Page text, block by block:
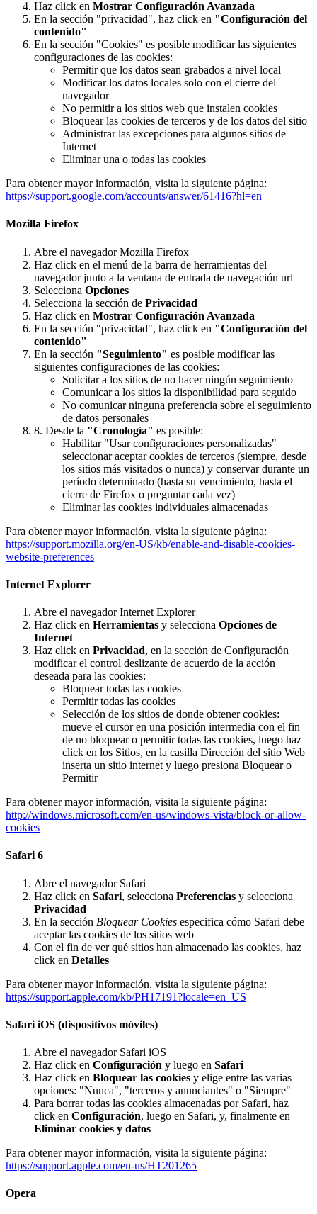
Haz click en Mostrar Configuración Avanzada
En la sección "privacidad", haz click en "Configuración del
contenido"
En la sección "Cookies" es posible modificar las siguientes
configuraciones de las cookies:
Permitir que los datos sean grabados a nivel local
Modificar los datos locales solo con el cierre del
navegador
No permitir a los sitios web que instalen cookies
Bloquear las cookies de terceros y de los datos del sitio
Administrar las excepciones para algunos sitios de
Internet
Eliminar una o todas las cookies
Para obtener mayor información, visita la siguiente página:
https://support.google.com/accounts/answer/61416?hl=en
Mozilla Firefox
Abre el navegador Mozilla Firefox
Haz click en el menú de la barra de herramientas del
navegador junto a la ventana de entrada de navegación url
Selecciona Opciones
Selecciona la sección de Privacidad
Haz click en Mostrar Configuración Avanzada
En la sección "privacidad", haz click en "Configuración del
contenido"
En la sección "Seguimiento" es posible modificar las
siguientes configuraciones de las cookies:
Solicitar a los sitios de no hacer ningún seguimiento
Comunicar a los sitios la disponibilidad para seguido
No comunicar ninguna preferencia sobre el seguimiento
de datos personales
8. Desde la "Cronología" es posible:
Habilitar "Usar configuraciones personalizadas"
seleccionar aceptar cookies de terceros (siempre, desde
los sitios más visitados o nunca) y conservar durante un
período determinado (hasta su vencimiento, hasta el
cierre de Firefox o preguntar cada vez)
Eliminar las cookies individuales almacenadas
Para obtener mayor información, visita la siguiente página:
https://support.mozilla.org/en-US/kb/enable-and-disable-cookies-
website-preferences
Internet Explorer
Abre el navegador Internet Explorer
Haz click en Herramientas y selecciona Opciones de
Internet
Haz click en Privacidad, en la sección de Configuración
modificar el control deslizante de acuerdo de la acción
deseada para las cookies:
Bloquear todas las cookies
Permitir todas las cookies
Selección de los sitios de donde obtener cookies:
mueve el cursor en una posición intermedia con el fin
de no bloquear o permitir todas las cookies, luego haz
click en los Sitios, en la casilla Dirección del sitio Web
inserta un sitio internet y luego presiona Bloquear o
Permitir
Para obtener mayor información, visita la siguiente página:
http://windows.microsoft.com/en-us/windows-vista/block-or-allow-
cookies
Safari 6
Abre el navegador Safari
Haz click en Safari, selecciona Preferencias y selecciona
Privacidad
En la sección Bloquear Cookies especifica cómo Safari debe
aceptar las cookies de los sitios web
Con el fin de ver qué sitios han almacenado las cookies, haz
click en Detalles
Para obtener mayor información, visita la siguiente página:
https://support.apple.com/kb/PH17191?locale=en_US
Safari iOS (dispositivos móviles)
Abre el navegador Safari iOS
Haz click en Configuración y luego en Safari
Haz click en Bloquear las cookies y elige entre las varias
opciones: "Nunca", "terceros y anunciantes" o "Siempre"
Para borrar todas las cookies almacenadas por Safari, haz
click en Configuración, luego en Safari, y, finalmente en
Eliminar cookies y datos
Para obtener mayor información, visita la siguiente página:
https://support.apple.com/en-us/HT201265
Opera